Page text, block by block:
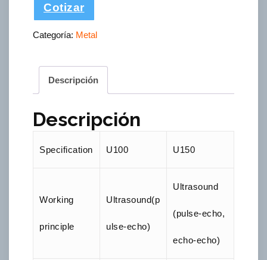
Cotizar
Categoría: Metal
Descripción
Descripción
Specification U100 U150
Working
principle
Ultrasound(p
ulse-echo)
Ultrasound
(pulse-echo,
echo-echo)